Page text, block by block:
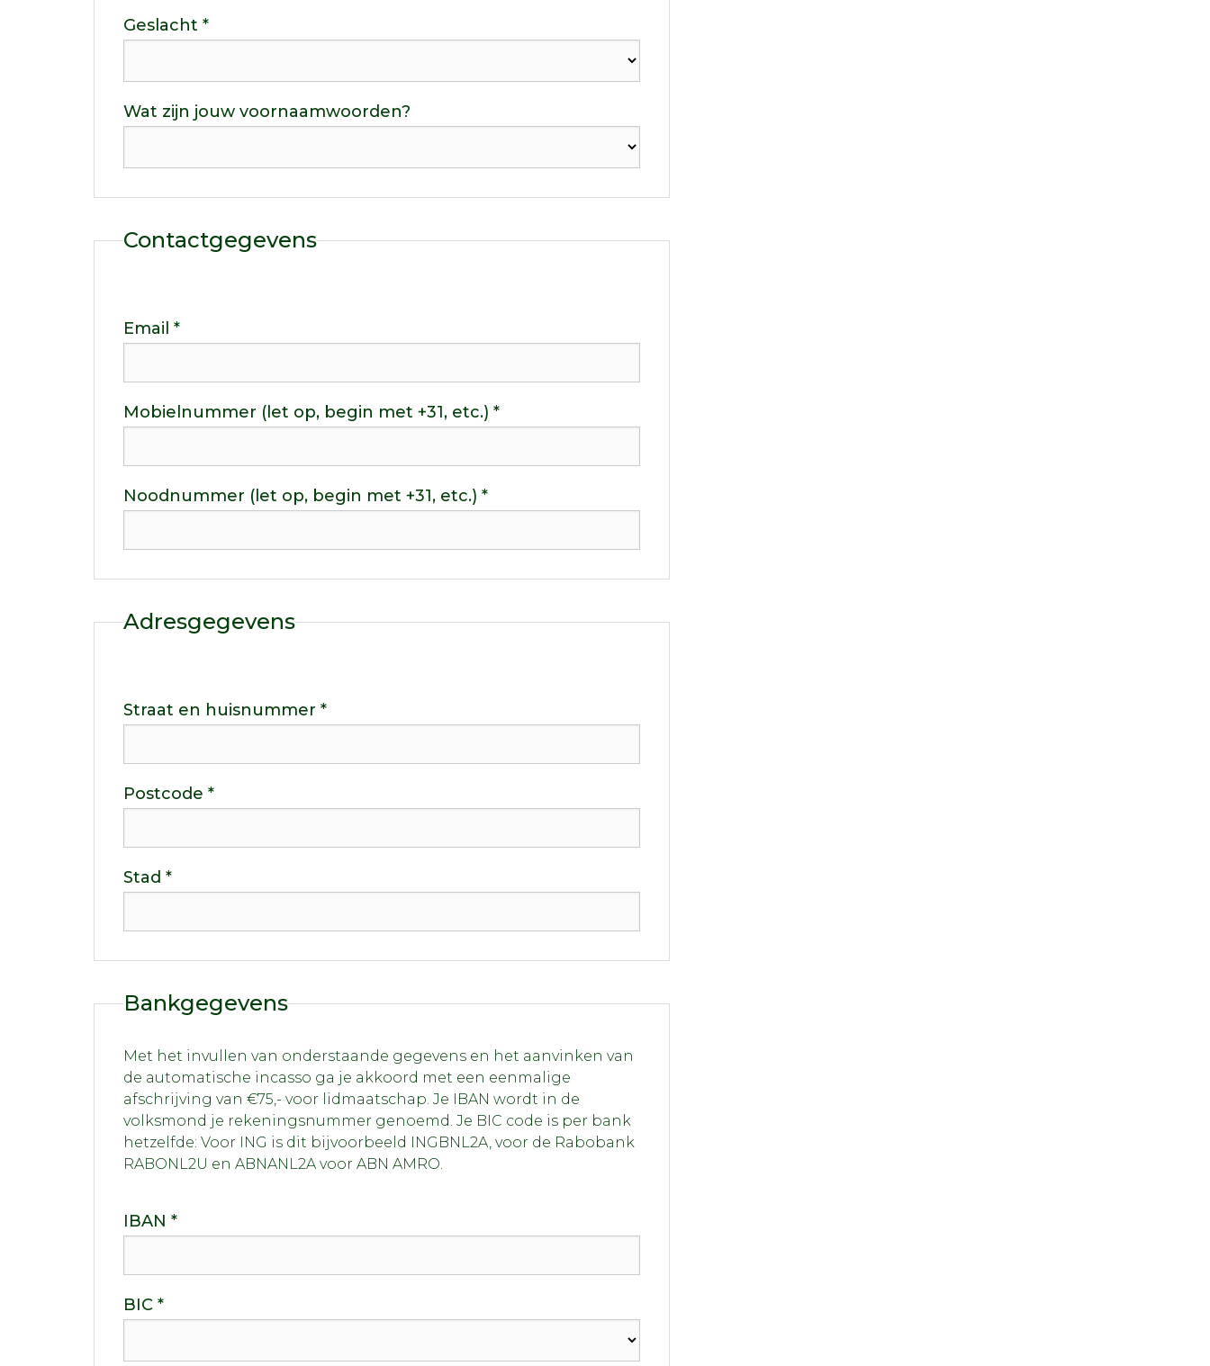
Geslacht *
Wat zijn jouw voornaamwoorden?
Contactgegevens
Email *
Mobielnummer (let op, begin met +31, etc.) *
Noodnummer (let op, begin met +31, etc.) *
Adresgegevens
Straat en huisnummer *
Postcode *
Stad *
Bankgegevens
Met het invullen van onderstaande gegevens en het aanvinken van
de automatische incasso ga je akkoord met een eenmalige
afschrijving van €75,- voor lidmaatschap. Je IBAN wordt in de
volksmond je rekeningsnummer genoemd. Je BIC code is per bank
hetzelfde: Voor ING is dit bijvoorbeeld INGBNL2A, voor de Rabobank
RABONL2U en ABNANL2A voor ABN AMRO.
IBAN *
BIC *